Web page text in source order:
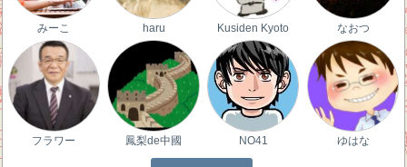
みーこ haru Kusiden Kyoto なおつ
フラワー 鳳梨de中國 NO41 ゆはな